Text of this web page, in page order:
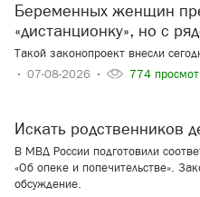
Беременных женщин предлагают переводить на
«дистанционку», но с
Такой законопроект внесли
07-08-2026
774
Искать родственников
В МВД России подготовили
«Об опеке и попечительстве».
обсуждение.